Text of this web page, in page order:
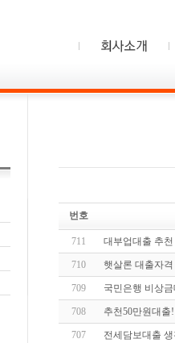
번호
711 대부업대출 추
710 햇살론 대출자
709 국민은행 비상
708 추천50만원대출!
707 전세담보대출